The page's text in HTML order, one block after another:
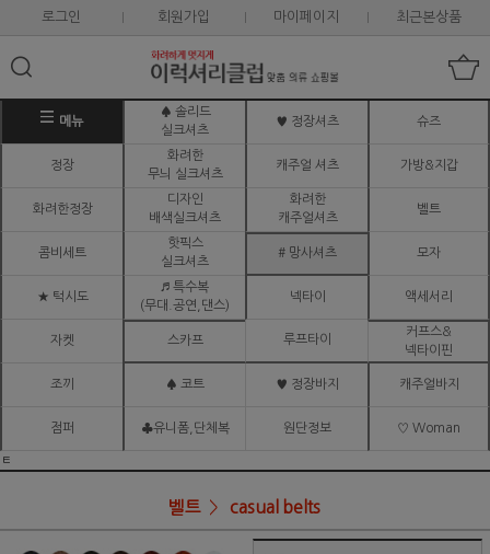
로그인 회원가입 마이페이지 최근본상품
메뉴
♠ 솔리드
실크셔츠
♥ 정장셔츠 슈즈
정장
화려한
무늬 실크셔츠
캐주얼 셔츠 가방&지갑
화려한정장
디자인
배색실크셔츠
화려한
캐주얼셔츠
벨트
콤비세트
핫픽스
실크셔츠
# 망사셔츠 모자
★ 턱시도
♬ 특수복
(무대.공연,댄스)
넥타이 액세서리
자켓 스카프 루프타이
커프스&
넥타이핀
조끼 ♠ 코트 ♥ 정장바지 캐주얼바지
점퍼 ♣유니폼,단체복 원단정보 ♡ Woman
ㅌ
벨트 casual belts